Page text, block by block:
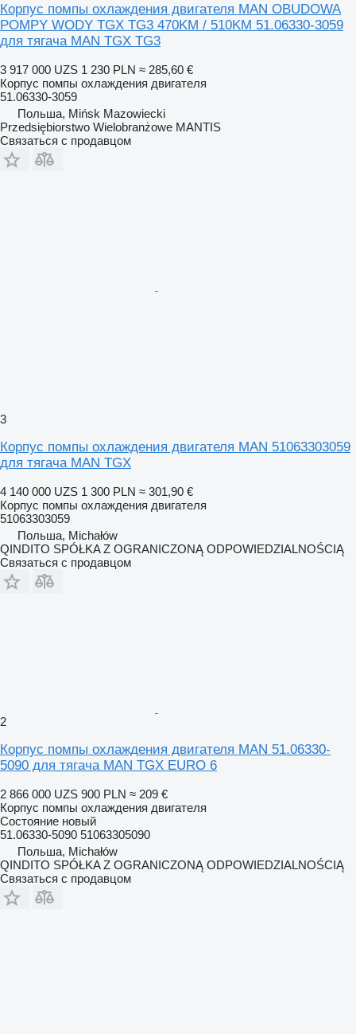
Корпус помпы охлаждения двигателя MAN OBUDOWA
POMPY WODY TGX TG3 470KM / 510KM 51.06330-3059
для тягача MAN TGX TG3
3 917 000 UZS 1 230 PLN ≈ 285,60 €
Корпус помпы охлаждения двигателя
51.06330-3059
Польша, Mińsk Mazowiecki
Przedsiębiorstwo Wielobranżowe MANTIS
Связаться с продавцом
3
Корпус помпы охлаждения двигателя MAN 51063303059
для тягача MAN TGX
4 140 000 UZS 1 300 PLN ≈ 301,90 €
Корпус помпы охлаждения двигателя
51063303059
Польша, Michałów
QINDITO SPÓŁKA Z OGRANICZONĄ ODPOWIEDZIALNOŚCIĄ
Связаться с продавцом
2
Корпус помпы охлаждения двигателя MAN 51.06330-
5090 для тягача MAN TGX EURO 6
2 866 000 UZS 900 PLN ≈ 209 €
Корпус помпы охлаждения двигателя
Состояние новый
51.06330-5090 51063305090
Польша, Michałów
QINDITO SPÓŁKA Z OGRANICZONĄ ODPOWIEDZIALNOŚCIĄ
Связаться с продавцом